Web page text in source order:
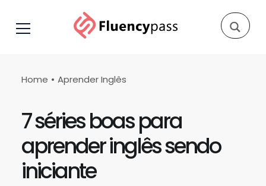
Home Aprender Inglês
7 séries boas para
aprender inglês sendo
iniciante